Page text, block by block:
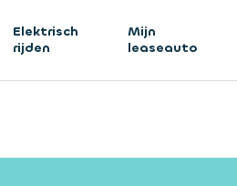
Elektrisch
rijden
Mijn
leaseauto